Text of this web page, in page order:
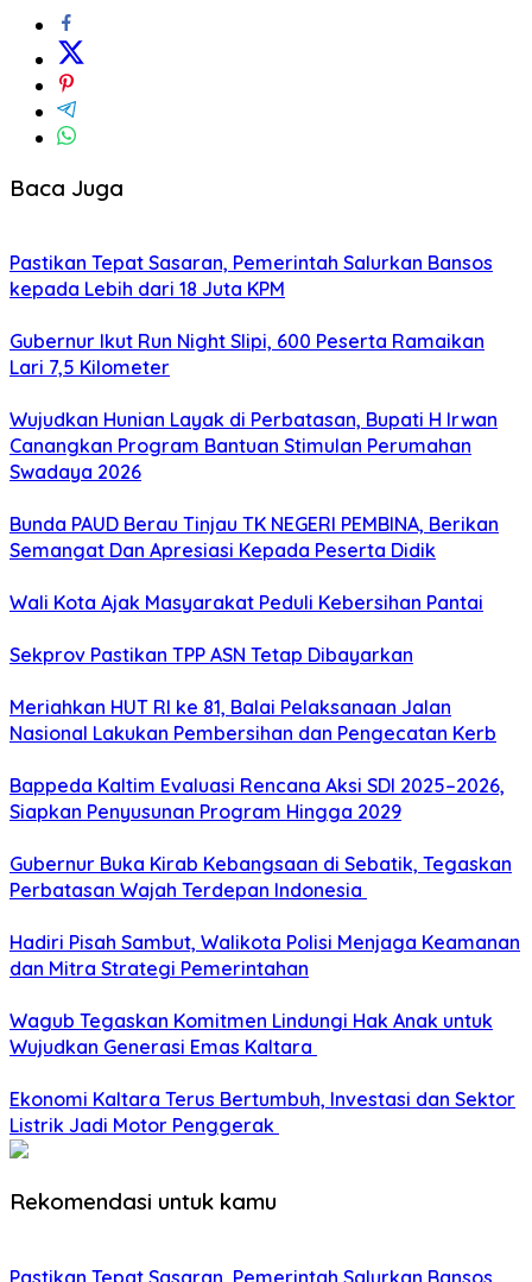
Baca Juga
Pastikan Tepat Sasaran, Pemerintah Salurkan Bansos
kepada Lebih dari 18 Juta KPM
Gubernur Ikut Run Night Slipi, 600 Peserta Ramaikan
Lari 7,5 Kilometer
Wujudkan Hunian Layak di Perbatasan, Bupati H Irwan
Canangkan Program Bantuan Stimulan Perumahan
Swadaya 2026
Bunda PAUD Berau Tinjau TK NEGERI PEMBINA, Berikan
Semangat Dan Apresiasi Kepada Peserta Didik
Wali Kota Ajak Masyarakat Peduli Kebersihan Pantai
Sekprov Pastikan TPP ASN Tetap Dibayarkan
Meriahkan HUT RI ke 81, Balai Pelaksanaan Jalan
Nasional Lakukan Pembersihan dan Pengecatan Kerb
Bappeda Kaltim Evaluasi Rencana Aksi SDI 2025–2026,
Siapkan Penyusunan Program Hingga 2029
Gubernur Buka Kirab Kebangsaan di Sebatik, Tegaskan
Perbatasan Wajah Terdepan Indonesia
Hadiri Pisah Sambut, Walikota Polisi Menjaga Keamanan
dan Mitra Strategi Pemerintahan
Wagub Tegaskan Komitmen Lindungi Hak Anak untuk
Wujudkan Generasi Emas Kaltara
Ekonomi Kaltara Terus Bertumbuh, Investasi dan Sektor
Listrik Jadi Motor Penggerak
Rekomendasi untuk kamu
Pastikan Tepat Sasaran, Pemerintah Salurkan Bansos